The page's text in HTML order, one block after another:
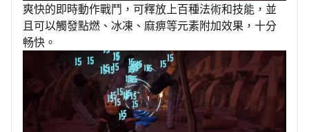
爽快的即時動作戰鬥，可釋放上百種法術和技能，並
且可以觸發點燃、冰凍、麻痹等元素附加效果，十分
畅快。